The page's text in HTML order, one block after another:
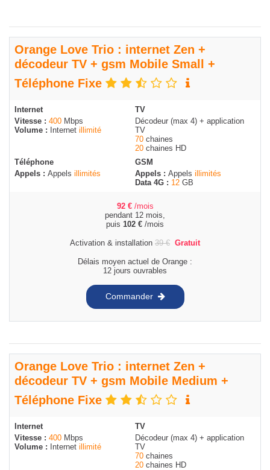
Orange Love Trio : internet Zen +
décodeur TV + gsm Mobile Small +
Téléphone Fixe
Internet
Vitesse : 400 Mbps
Volume :
Internet illimité
TV
Décodeur (max 4) + application
TV
70 chaines
20 chaines HD
Téléphone
Appels : Appels illimités
GSM
Appels : Appels illimités
Data 4G : 12 GB
92 € /mois
pendant 12 mois,
puis 102 € /mois
Activation & installation 39€ Gratuit
Délais moyen actuel de Orange :
12 jours ouvrables
Commander
Orange Love Trio : internet Zen +
décodeur TV + gsm Mobile Medium +
Téléphone Fixe
Internet
Vitesse : 400 Mbps
Volume :
Internet illimité
TV
Décodeur (max 4) + application
TV
70 chaines
20 chaines HD